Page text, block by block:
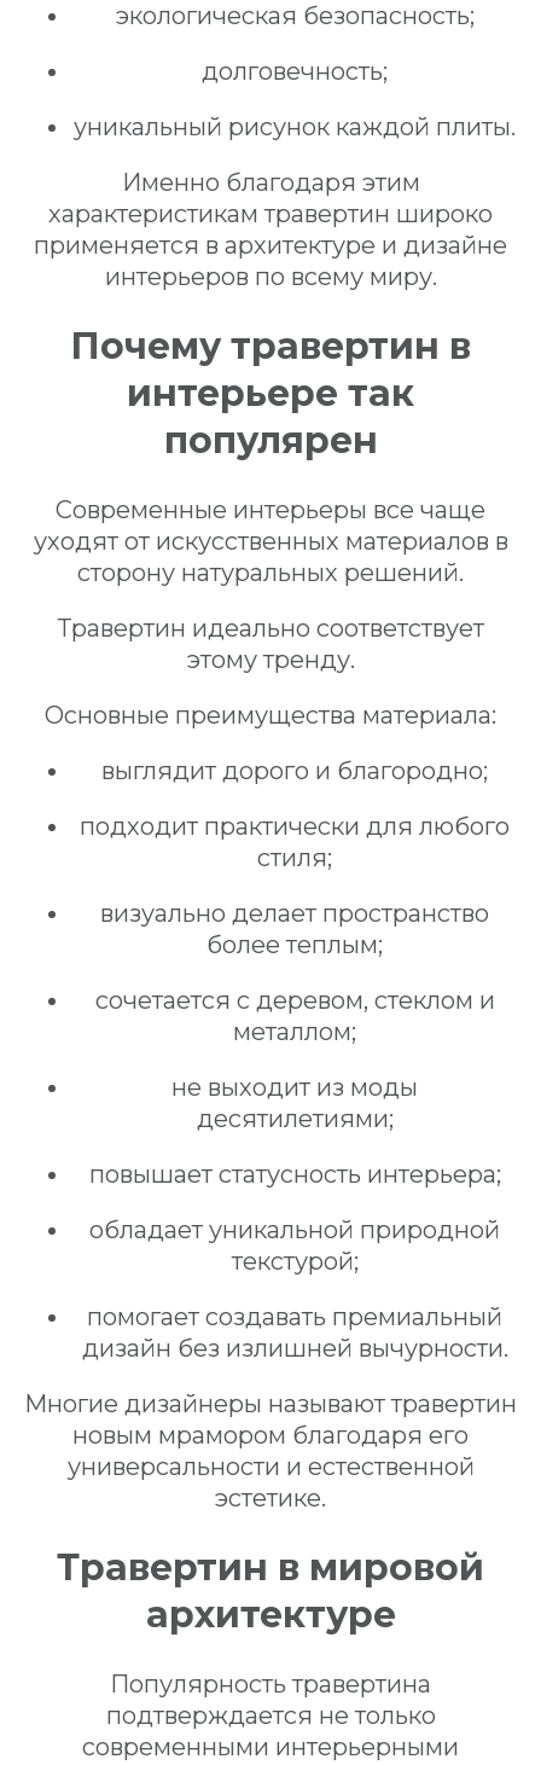
экологическая безопасность;
долговечность;
уникальный рисунок каждой плиты.
Именно благодаря этим
характеристикам травертин широко
применяется в архитектуре и дизайне
интерьеров по всему миру.
Почему травертин в
интерьере так
популярен
Современные интерьеры все чаще
уходят от искусственных материалов в
сторону натуральных решений.
Травертин идеально соответствует
этому тренду.
Основные преимущества материала:
выглядит дорого и благородно;
подходит практически для любого
стиля;
визуально делает пространство
более теплым;
сочетается с деревом, стеклом и
металлом;
не выходит из моды
десятилетиями;
повышает статусность интерьера;
обладает уникальной природной
текстурой;
помогает создавать премиальный
дизайн без излишней вычурности.
Многие дизайнеры называют травертин
новым мрамором благодаря его
универсальности и естественной
эстетике.
Травертин в мировой
архитектуре
Популярность травертина
подтверждается не только
современными интерьерными